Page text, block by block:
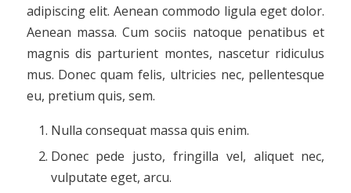
adipiscing elit. Aenean commodo ligula eget dolor.
Aenean massa. Cum sociis natoque penatibus et
magnis dis parturient montes, nascetur ridiculus
mus. Donec quam felis, ultricies nec, pellentesque
eu, pretium quis, sem.
Nulla consequat massa quis enim.
Donec pede justo, fringilla vel, aliquet nec,
vulputate eget, arcu.